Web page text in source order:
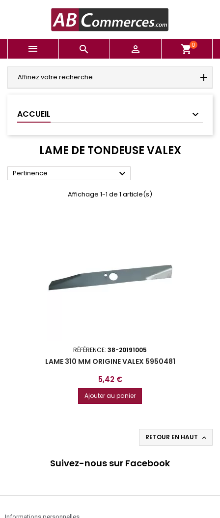
   shopping_cart0
Affinez votre recherche
ACCUEIL
LAME DE TONDEUSE VALEX
Pertinence 
Affichage 1-1 de 1 article(s)
RÉFÉRENCE: 38-20191005
LAME 310 MM ORIGINE VALEX 5950481
Prix
5,42 €
Ajouter au panier
RETOUR EN HAUT 
Suivez-nous sur Facebook